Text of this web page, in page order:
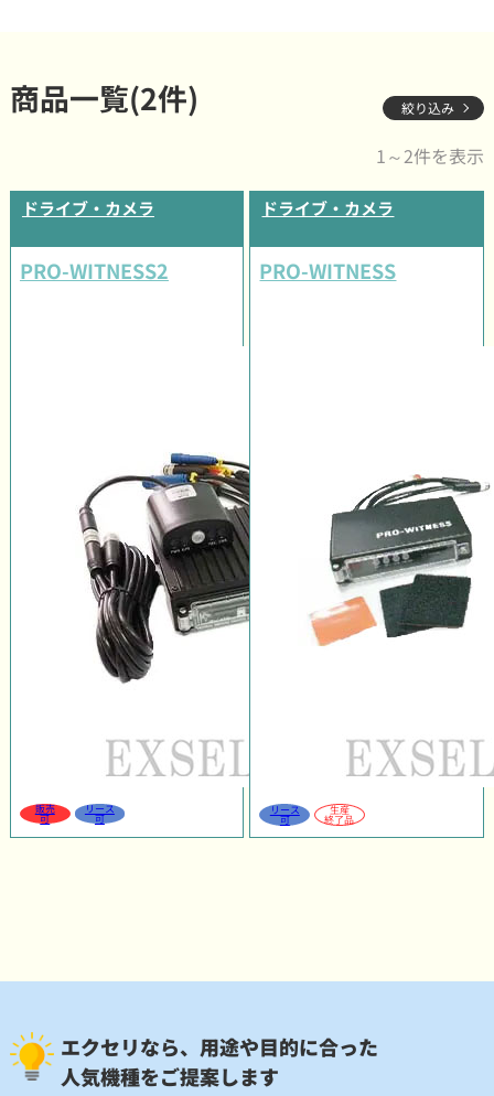
商品一覧(2件) 絞り込み
1～2件を表示
ドライブ・カメラ
PRO-WITNESS2
販売
可
リース
可
ドライブ・カメラ
PRO-WITNESS
リース
可
生産
終了品
エクセリなら、用途や目的に合った
人気機種をご提案します